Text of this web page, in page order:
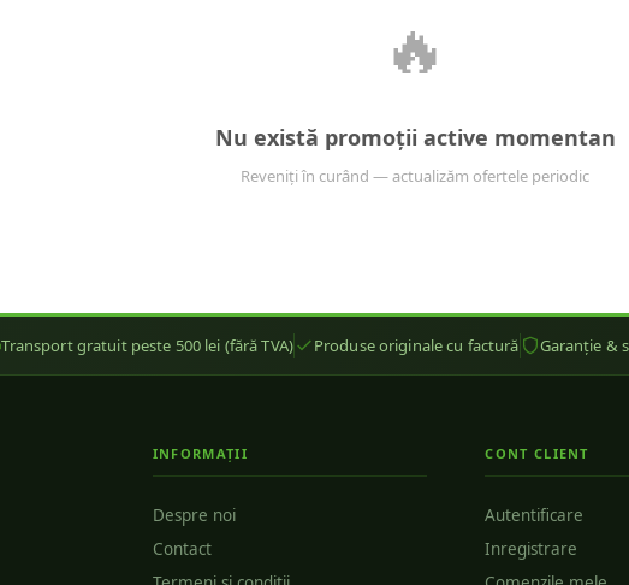
🔥
Nu există promoții active momentan
Reveniți în curând — actualizăm ofertele periodic
Transport gratuit peste 500 lei (fără TVA) Produse originale cu factură Garanție &
INFORMAȚII
Despre noi
Contact
CONT CLIENT
Autentificare
Inregistrare